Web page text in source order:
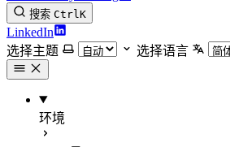
搜索 CtrlK
LinkedIn
选择主题
选择语言
环境